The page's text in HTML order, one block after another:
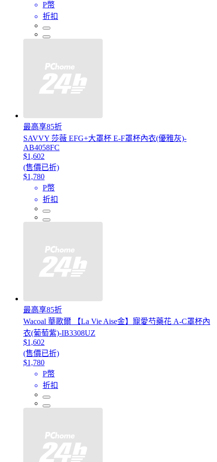
P幣
折扣
最高享85折
SAVVY 莎薇 EFG+大罩杯 E-F罩杯內衣(優雅灰)-
AB4058FC
$1,602
(售價已折)
$1,780
P幣
折扣
最高享85折
Wacoal 華歌爾 【La Vie Aise金】寵愛芍藥花 A-C罩杯內
衣(葡萄紫)-IB3308UZ
$1,602
(售價已折)
$1,780
P幣
折扣